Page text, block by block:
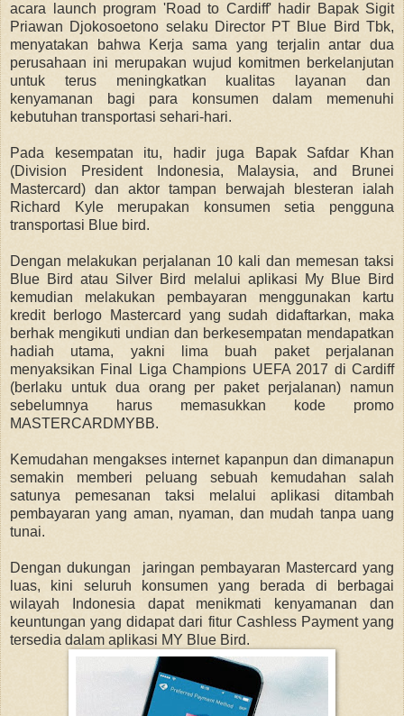
acara launch program 'Road to Cardiff' hadir Bapak Sigit
Priawan Djokosoetono selaku Director PT Blue Bird Tbk,
menyatakan bahwa Kerja sama yang terjalin antar dua
perusahaan ini merupakan wujud komitmen berkelanjutan
untuk terus meningkatkan kualitas layanan dan
kenyamanan bagi para konsumen dalam memenuhi
kebutuhan transportasi sehari-hari.
Pada kesempatan itu, hadir juga Bapak Safdar Khan
(Division President Indonesia, Malaysia, and Brunei
Mastercard) dan aktor tampan berwajah blesteran ialah
Richard Kyle merupakan konsumen setia pengguna
transportasi Blue bird.
Dengan melakukan perjalanan 10 kali dan memesan taksi
Blue Bird atau Silver Bird melalui aplikasi My Blue Bird
kemudian melakukan pembayaran menggunakan kartu
kredit berlogo Mastercard yang sudah didaftarkan, maka
berhak mengikuti undian dan berkesempatan mendapatkan
hadiah utama, yakni lima buah paket perjalanan
menyaksikan Final Liga Champions UEFA 2017 di Cardiff
(berlaku untuk dua orang per paket perjalanan) namun
sebelumnya harus memasukkan kode promo
MASTERCARDMYBB.
Kemudahan mengakses internet kapanpun dan dimanapun
semakin memberi peluang sebuah kemudahan salah
satunya pemesanan taksi melalui aplikasi ditambah
pembayaran yang aman, nyaman, dan mudah tanpa uang
tunai.
Dengan dukungan jaringan pembayaran Mastercard yang
luas, kini seluruh konsumen yang berada di berbagai
wilayah Indonesia dapat menikmati kenyamanan dan
keuntungan yang didapat dari fitur Cashless Payment yang
tersedia dalam aplikasi MY Blue Bird.